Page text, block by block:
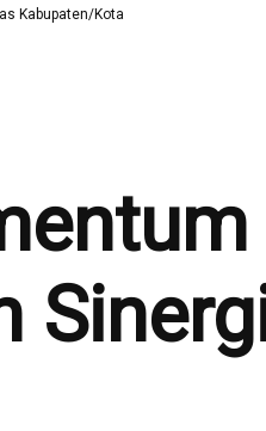
Kabupaten/Kota